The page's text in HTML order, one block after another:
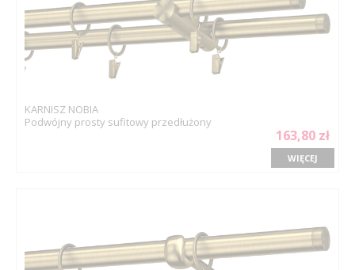
KARNISZ NOBIA
Podwójny prosty sufitowy przedłużony
163,80 zł
WIĘCEJ